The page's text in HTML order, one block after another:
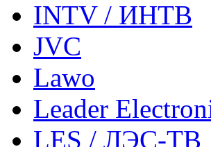
INTV / ИНТВ
JVC
Lawo
Leader
LES / ЛЭС-ТВ